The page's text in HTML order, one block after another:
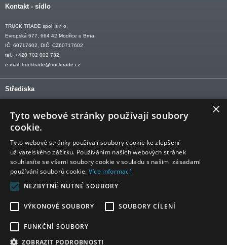
Kontakt - sídlo
TRUCK TRADE spol. s r. o.
Evropská 677, 664 42 Modřice u Brna
IČ: 60717602, DIČ: CZ60717602
tel.: +420 702 002 732
e-mail: trucktrade@trucktrade.cz
Střediska
OSTRAVA tel: +420 602 547 882
OTROKOVICE tel: +420 577 110 921-2
Sledujte nás
×
Tyto webové stránky používají soubory
cookie.
Tyto webové stránky používají soubory cookie ke zlepšení
uživatelského zážitku. Používáním našich webových stránek
souhlasíte se všemi soubory cookie v souladu s našimi zásadami
používání souborů cookie. Více informací
NEZBYTNĚ NUTNÉ SOUBORY
VÝKONOVÉ SOUBORY SOUBORY CÍLENÍ
FUNKČNÍ SOUBORY
ZOBRAZIT PODROBNOSTI